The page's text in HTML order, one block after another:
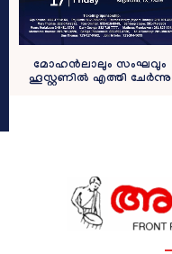
മോഹൻലാലും സംഘവും
ഹൂസ്റ്റണിൽ എത്തി ചേർന്നു